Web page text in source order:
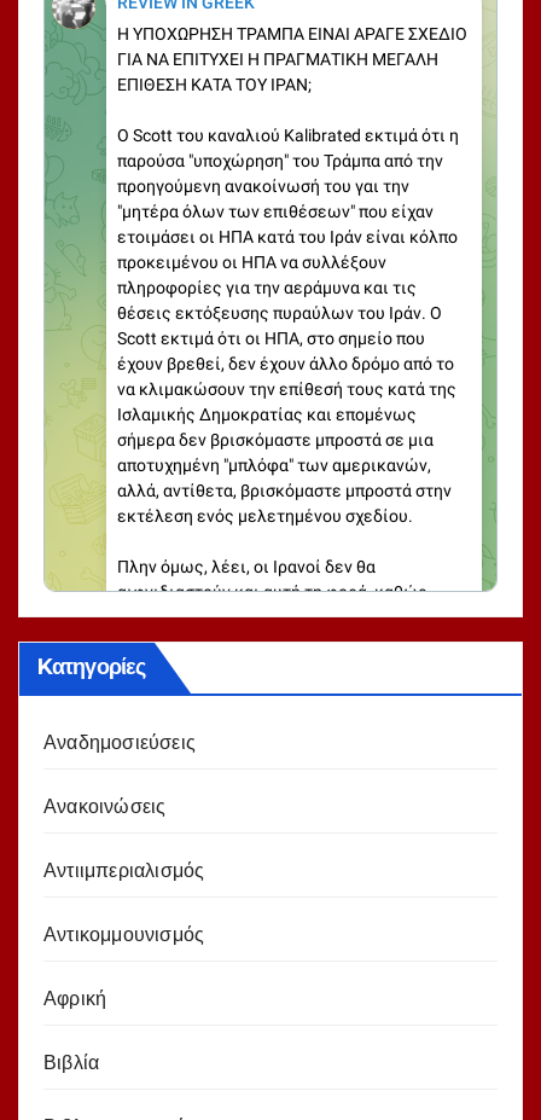
Kατηγορίες
Αναδημοσιεύσεις
Ανακοινώσεις
Αντιιμπεριαλισμός
Αντικομμουνισμός
Αφρική
Βιβλία